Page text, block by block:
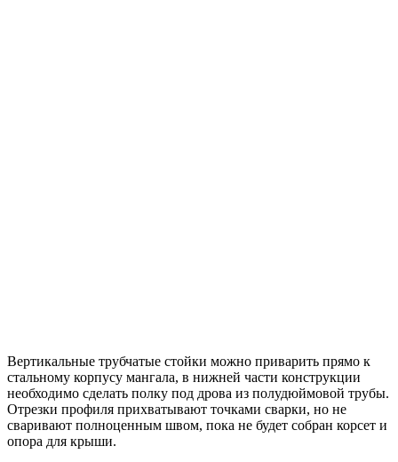
Вертикальные трубчатые стойки можно приварить прямо к
стальному корпусу мангала, в нижней части конструкции
необходимо сделать полку под дрова из полудюймовой трубы.
Отрезки профиля прихватывают точками сварки, но не
сваривают полноценным швом, пока не будет собран корсет и
опора для крыши.